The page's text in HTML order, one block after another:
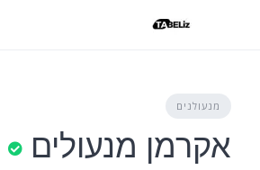
מנעולנים
אקרמן מנעולים